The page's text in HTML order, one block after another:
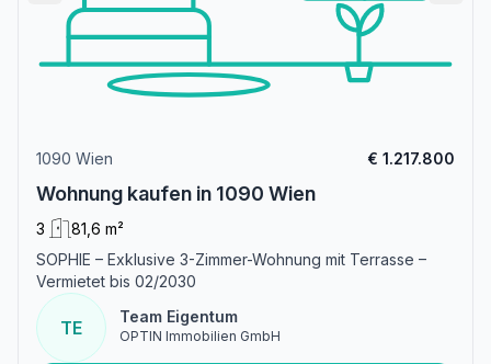
1090 Wien € 1.217.800
Wohnung kaufen in 1090 Wien
3
81,6 m²
SOPHIE – Exklusive 3-Zimmer-Wohnung mit Terrasse –
Vermietet bis 02/2030
TE
Team Eigentum
OPTIN Immobilien GmbH